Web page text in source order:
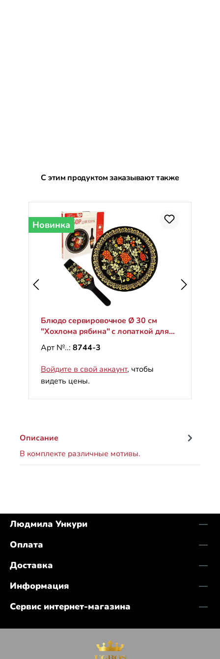
Пропустить галерею продуктов
С этим продуктом заказывают также
Новинка
Блюдо сервировочное Ø 30 см
"Хохлома рябина" с лопаткой для
торта
Арт №..: 8744-3
Войдите в свой аккаунт, чтобы
видеть цены.
Описание
В комплекте различные мотивы.
Людмила Ункури
Оплата
Доставка
Информация
Сервис интернет-магазина